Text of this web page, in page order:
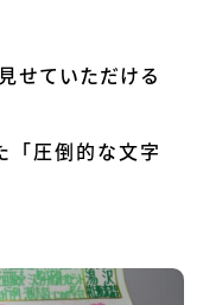
せていただける
「圧倒的な文字